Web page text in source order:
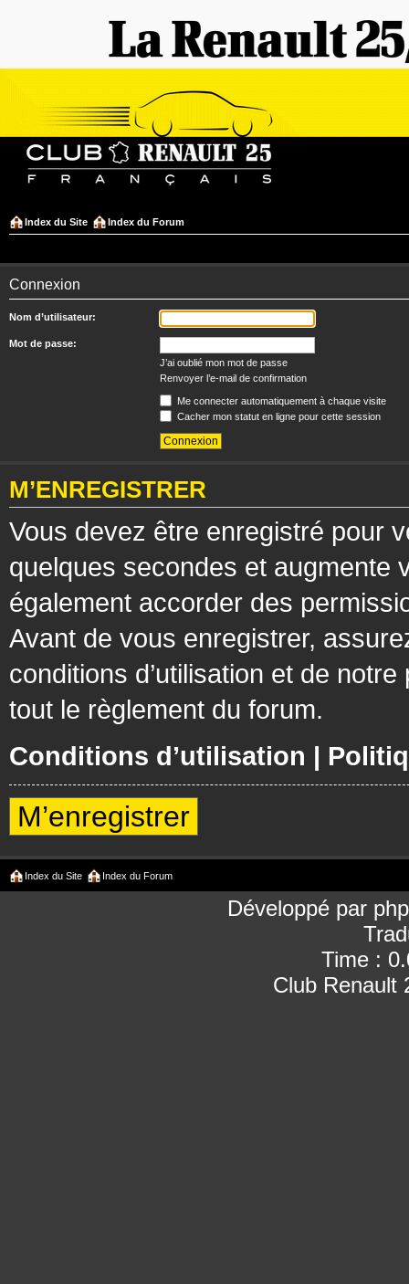
Index du Site Index du Forum
Connexion
Nom d’utilisateur:
Mot de passe:
J’ai oublié mon mot de passe
Renvoyer l’e-mail de confirmation
Me connecter automatiquement à chaque visite
Cacher mon statut en ligne pour cette session
M’ENREGISTRER
Vous devez être enregistré pour
quelques secondes et augmente
également accorder des
Avant de vous enregistrer,
conditions d’utilisation et de
tout le règlement du forum.
Conditions d’utilisation |
M’enregistrer
Index du Site Index du Forum
Développé par
Time :
Club Renault